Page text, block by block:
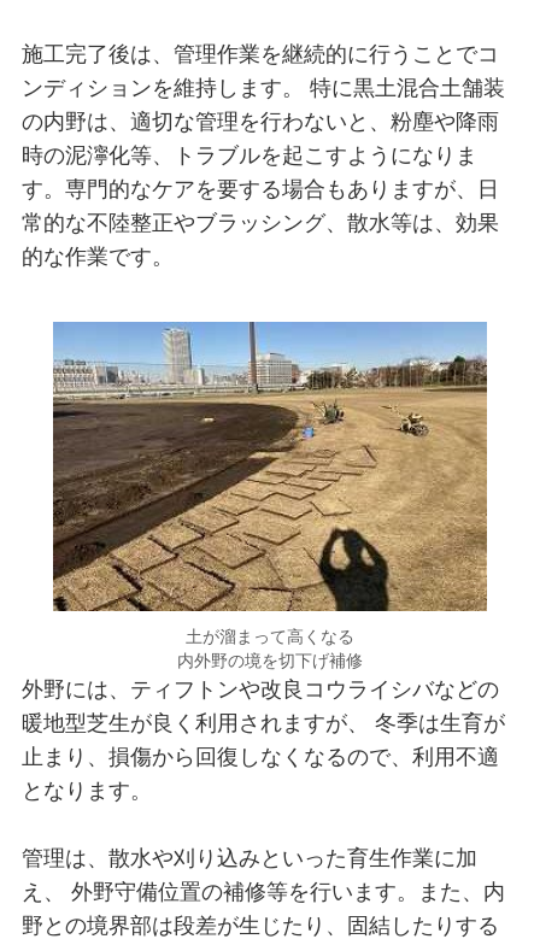
施工完了後は、管理作業を継続的に行うことでコ
ンディションを維持します。 特に黒土混合土舗装
の内野は、適切な管理を行わないと、粉塵や降雨
時の泥濘化等、トラブルを起こすようになりま
す。専門的なケアを要する場合もありますが、日
常的な不陸整正やブラッシング、散水等は、効果
的な作業です。
土が溜まって高くなる
内外野の境を切下げ補修
外野には、ティフトンや改良コウライシバなどの
暖地型芝生が良く利用されますが、 冬季は生育が
止まり、損傷から回復しなくなるので、利用不適
となります。
管理は、散水や刈り込みといった育生作業に加
え、 外野守備位置の補修等を行います。また、内
野との境界部は段差が生じたり、固結したりする